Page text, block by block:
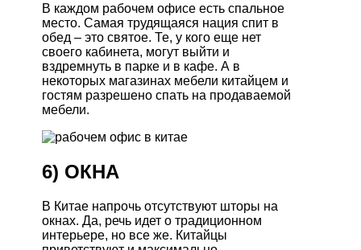
В каждом рабочем офисе есть спальное
место. Самая трудящаяся нация спит в
обед – это святое. Те, у кого еще нет
своего кабинета, могут выйти и
вздремнуть в парке и в кафе. А в
некоторых магазинах мебели китайцем и
гостям разрешено спать на продаваемой
мебели.
6) ОКНА
В Китае напрочь отсутствуют шторы на
окнах. Да, речь идет о традиционном
интерьере, но все же. Китайцы